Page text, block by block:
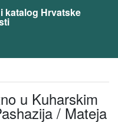
katalog Hrvatske
u Kuharskim
/ Mateja